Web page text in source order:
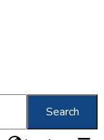
Search